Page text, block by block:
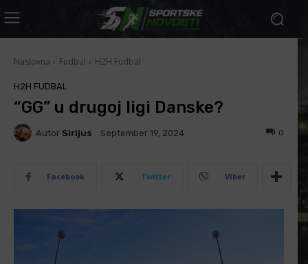
Naslovna Fudbal H2H Fudbal
H2H FUDBAL
“GG” u drugoj ligi Danske?
Autor Sirijus September 19, 2024 0
Facebook Twitter Viber